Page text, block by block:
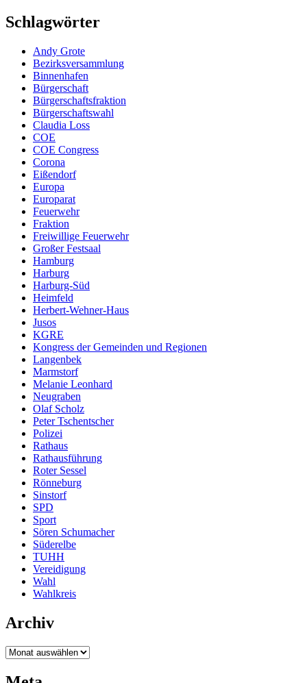
Schlagwörter
Andy Grote
Bezirksversammlung
Binnenhafen
Bürgerschaft
Bürgerschaftsfraktion
Bürgerschaftswahl
Claudia Loss
COE
COE Congress
Corona
Eißendorf
Europa
Europarat
Feuerwehr
Fraktion
Freiwillige Feuerwehr
Großer Festsaal
Hamburg
Harburg
Harburg-Süd
Heimfeld
Herbert-Wehner-Haus
Jusos
KGRE
Kongress der Gemeinden und Regionen
Langenbek
Marmstorf
Melanie Leonhard
Neugraben
Olaf Scholz
Peter Tschentscher
Polizei
Rathaus
Rathausführung
Roter Sessel
Rönneburg
Sinstorf
SPD
Sport
Sören Schumacher
Süderelbe
TUHH
Vereidigung
Wahl
Wahlkreis
Archiv
Archiv